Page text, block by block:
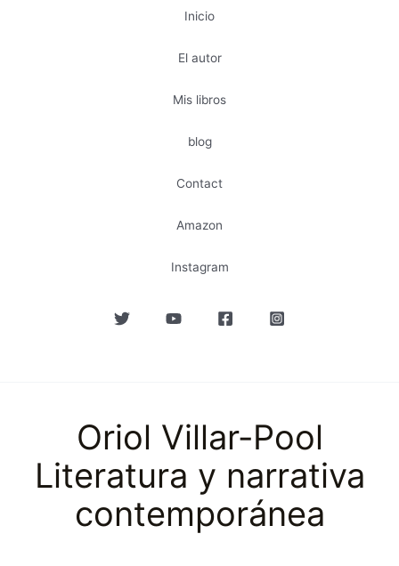
Inicio
El autor
Mis libros
blog
Contact
Amazon
Instagram
Oriol Villar-Pool
Literatura y narrativa
contemporánea